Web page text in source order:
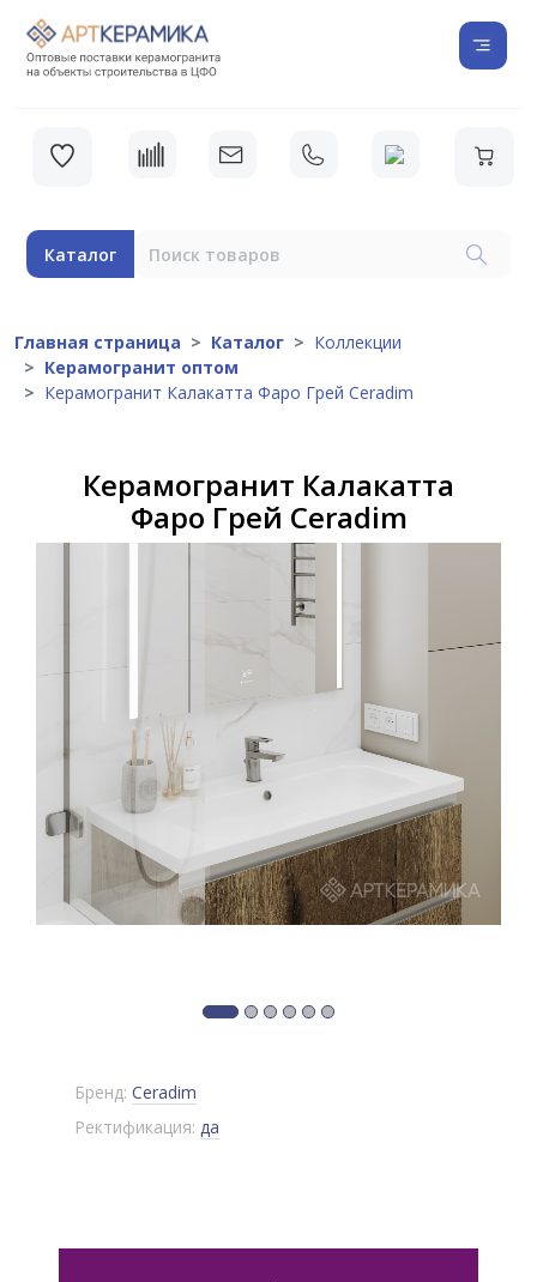
Каталог
Главная страница Каталог
Коллекции
Керамогранит оптом
Керамогранит Калакатта Фаро Грей Ceradim
Керамогранит Калакатта
Фаро Грей Ceradim
Бренд: Ceradim
Ректификация: да